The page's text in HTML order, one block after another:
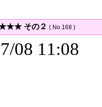
その２ ( No.168 )
08 11:08